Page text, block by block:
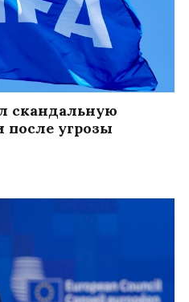
скандальную
после угрозы